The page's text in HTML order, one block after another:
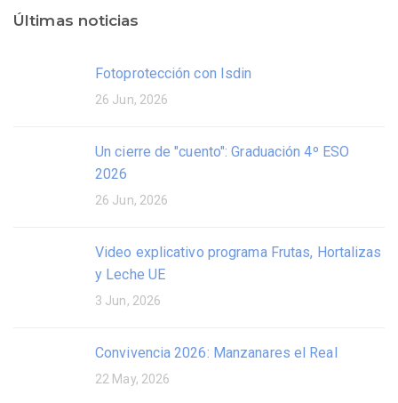
Últimas noticias
Fotoprotección con Isdin
26 Jun, 2026
Un cierre de "cuento": Graduación 4º ESO
2026
26 Jun, 2026
Video explicativo programa Frutas, Hortalizas
y Leche UE
3 Jun, 2026
Convivencia 2026: Manzanares el Real
22 May, 2026